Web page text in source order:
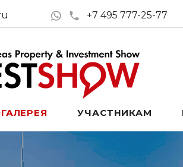
+7 495 777-25-77
УЧАСТНИКАМ